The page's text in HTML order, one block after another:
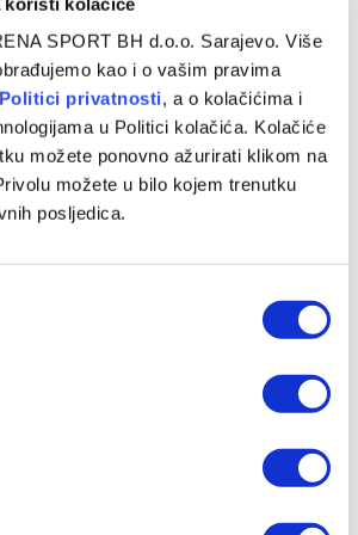
SPORT BH d.o.o. Sarajevo. Više
kao i o vašim pravima
Politici privatnosti, a o kolačićima i
u Politici kolačića. Kolačiće
možete ponovno ažurirati klikom na
možete u bilo kojem trenutku
posljedica.
saga: Real Madrid i Vinicius Junior
saradnje